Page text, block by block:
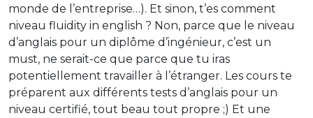
monde de l’entreprise…). Et sinon, t’es comment
niveau fluidity in english ? Non, parce que le niveau
d’anglais pour un diplôme d’ingénieur, c’est un
must, ne serait-ce que parce que tu iras
potentiellement travailler à l’étranger. Les cours te
préparent aux différents tests d’anglais pour un
niveau certifié, tout beau tout propre ;) Et une